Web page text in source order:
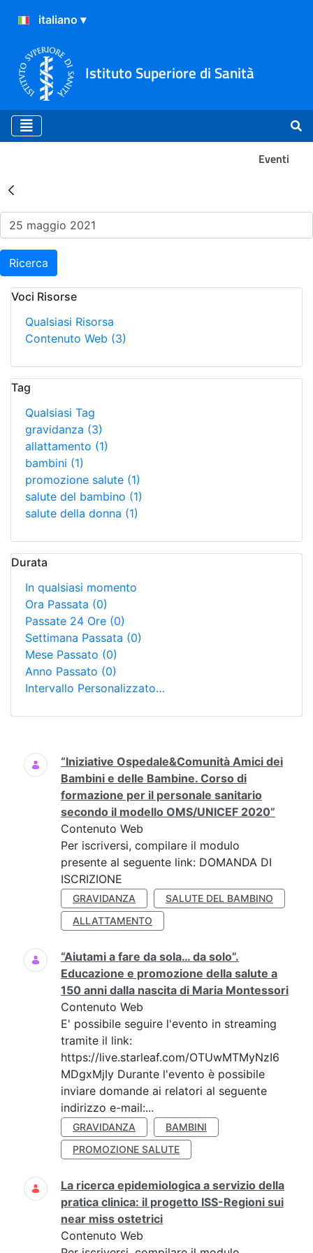
Istituto Superiore di Sanità
Eventi
Risultati della Ricerca -
Ricerca
Voci Risorse
Qualsiasi Risorsa
Contenuto Web (3)
Tag
Qualsiasi Tag
gravidanza (3)
allattamento (1)
bambini (1)
promozione salute (1)
salute del bambino (1)
salute della donna (1)
Durata
In qualsiasi momento
Ora Passata (0)
Passate 24 Ore (0)
Settimana Passata (0)
Mese Passato (0)
Anno Passato (0)
Intervallo Personalizzato…
Ricerca
“Iniziative Ospedale&Comunità Amici dei
Bambini e delle Bambine. Corso di
formazione per il personale sanitario
secondo il modello OMS/UNICEF 2020”
Contenuto Web
Per iscriversi, compilare il modulo
presente al seguente link: DOMANDA DI
ISCRIZIONE
GRAVIDANZA
SALUTE DEL BAMBINO
ALLATTAMENTO
“Aiutami a fare da sola… da solo”.
Educazione e promozione della salute a
150 anni dalla nascita di Maria Montessori
Contenuto Web
E' possibile seguire l'evento in streaming
tramite il link:
https://live.starleaf.com/OTUwMTMyNzI6
MDgxMjIy Durante l'evento è possibile
inviare domande ai relatori al seguente
indirizzo e-mail:...
GRAVIDANZA
BAMBINI
PROMOZIONE SALUTE
La ricerca epidemiologica a servizio della
pratica clinica: il progetto ISS-Regioni sui
near miss ostetrici
Contenuto Web